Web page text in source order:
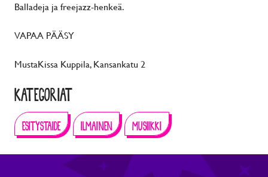
Balladeja ja freejazz-henkeä.
VAPAA PÄÄSY
MustaKissa Kuppila, Kansankatu 2
KATEGORIAT
ESITYSTAIDE ILMAINEN MUSIIKKI